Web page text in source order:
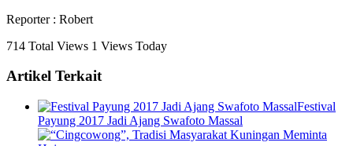
Reporter : Robert
714 Total Views 1 Views Today
Artikel Terkait
Festival
Payung 2017 Jadi Ajang Swafoto Massal